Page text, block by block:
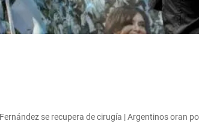
se recupera de cirugía | Argentinos oran